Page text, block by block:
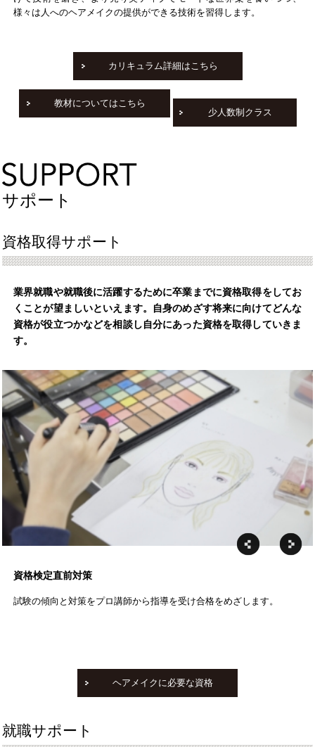
様々は人へのヘアメイクの提供ができる技術を習得します。
カリキュラム詳細はこちら
教材についてはこちら
少人数制クラス
サポート
資格取得サポート
業界就職や就職後に活躍するために卒業までに資格取得をしてお
くことが望ましいといえます。自身のめざす将来に向けてどんな
資格が役立つかなどを相談し自分にあった資格を取得していきま
す。
資格検定直前対策
試験の傾向と対策をプロ講師から指導を受け合格をめざします。
ヘアメイクに必要な資格
就職サポート